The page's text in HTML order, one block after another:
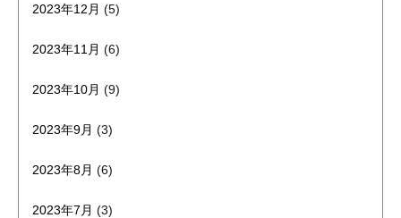
2023年12月 (5)
2023年11月 (6)
2023年10月 (9)
2023年9月 (3)
2023年8月 (6)
2023年7月 (3)